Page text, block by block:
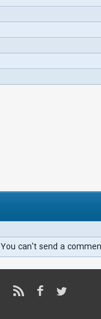
You can't send a